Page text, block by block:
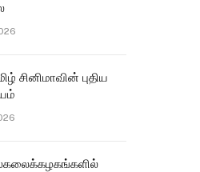
சினிமாவின் புதிய